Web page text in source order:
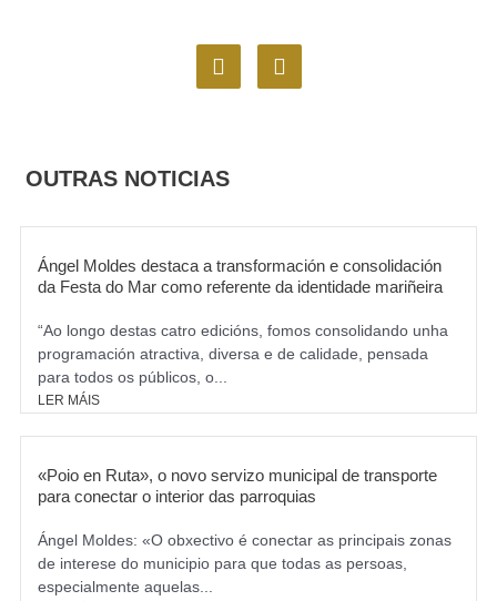
F
a
o
o
I
n
m
OUTRAS NOTICIAS
Ángel Moldes destaca a transformación e consolidación
da Festa do Mar como referente da identidade mariñeira
“Ao longo destas catro edicións, fomos consolidando unha
programación atractiva, diversa e de calidade, pensada
para todos os públicos, o...
LER MÁIS
«Poio en Ruta», o novo servizo municipal de transporte
para conectar o interior das parroquias
Ángel Moldes: «O obxectivo é conectar as principais zonas
de interese do municipio para que todas as persoas,
especialmente aquelas...